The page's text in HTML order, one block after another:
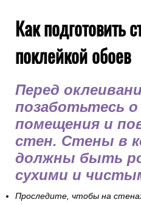
Как подготовить
поклейкой обоев
Перед
позаботьтесь
помещения и
стен. Стены в
должны быть
сухими и
Проследите, чтобы на